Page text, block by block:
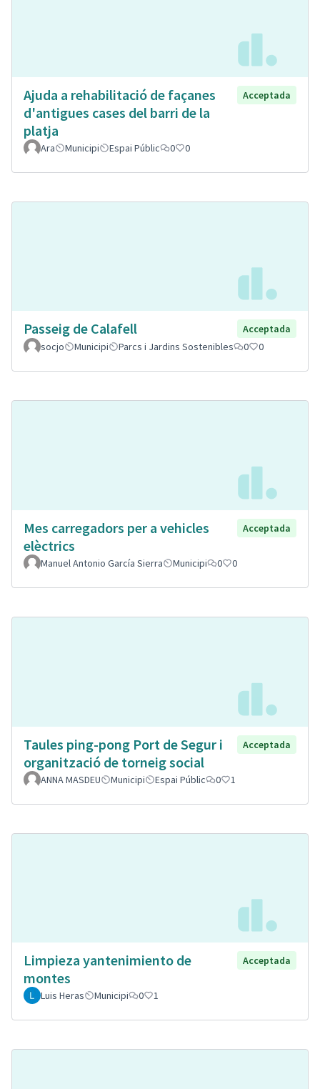
Ajuda a rehabilitació de façanes
d'antigues cases del barri de la
platja
Acceptada
Ara Municipi Espai Públic 0 0
Passeig de Calafell
Acceptada
socjo
Municipi Parcs i Jardins Sostenibles 0 0
Mes carregadors per a vehicles
elèctrics
Acceptada
Manuel Antonio García Sierra Municipi 0 0
Taules ping-pong Port de Segur i
organització de torneig social
Acceptada
ANNA MASDEU Municipi Espai Públic 0 1
Limpieza yantenimiento de
montes
Acceptada
Luis Heras Municipi 0 1